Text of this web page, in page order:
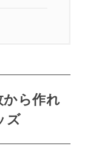
ら作れ
ズ